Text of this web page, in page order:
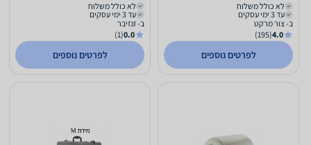
לא כולל משלוח
עד 3 ימי עסקים
ב- צור מרקט
4.0
(195)
לפרטים נוספים
לא כולל משלוח
עד 3 ימי עסקים
ב- זנזיבר
0.0
(1)
לפרטים נוספים